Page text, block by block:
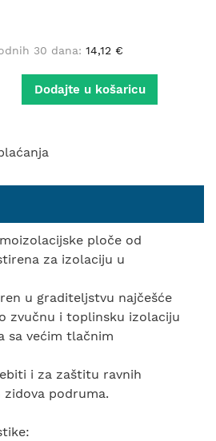
30 dana: 14,12 €
Dodajte u košaricu
ploče od
za izolaciju u
u graditeljstvu najčešće
zvučnu i toplinsku izolaciju
sa većim tlačnim
i za zaštitu ravnih
zidova podruma.